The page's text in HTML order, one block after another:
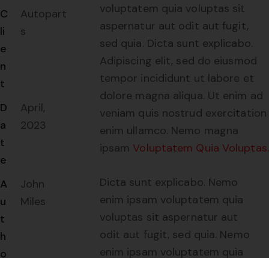
C
li
e
n
t
Autopart
s
D
a
t
e
April,
2023
A
u
t
h
o
John
Miles
voluptatem quia voluptas sit
aspernatur aut odit aut fugit,
sed quia. Dicta sunt explicabo.
Adipiscing elit, sed do eiusmod
tempor incididunt ut labore et
dolore magna aliqua. Ut enim ad
veniam quis nostrud exercitation
enim ullamco. Nemo magna
ipsam Voluptatem Quia Voluptas.
Dicta sunt explicabo. Nemo
enim ipsam voluptatem quia
voluptas sit aspernatur aut
odit aut fugit, sed quia. Nemo
enim ipsam voluptatem quia